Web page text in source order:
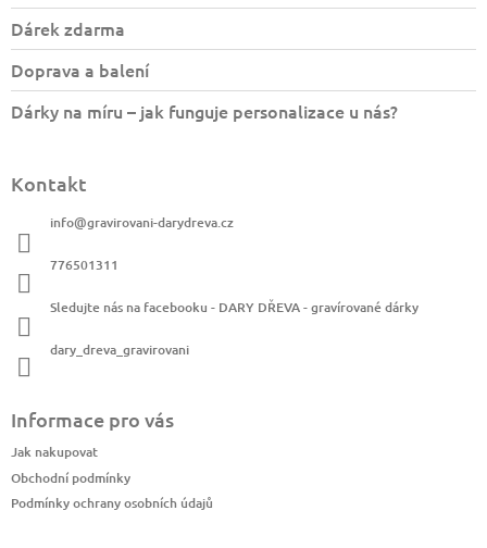
Dárek zdarma
Doprava a balení
Dárky na míru – jak funguje personalizace u nás?
Kontakt
info@gravirovani-darydreva.cz
776501311
Sledujte nás na facebooku - DARY DŘEVA - gravírované dárky
dary_dreva_gravirovani
Informace pro vás
Jak nakupovat
Obchodní podmínky
Podmínky ochrany osobních údajů